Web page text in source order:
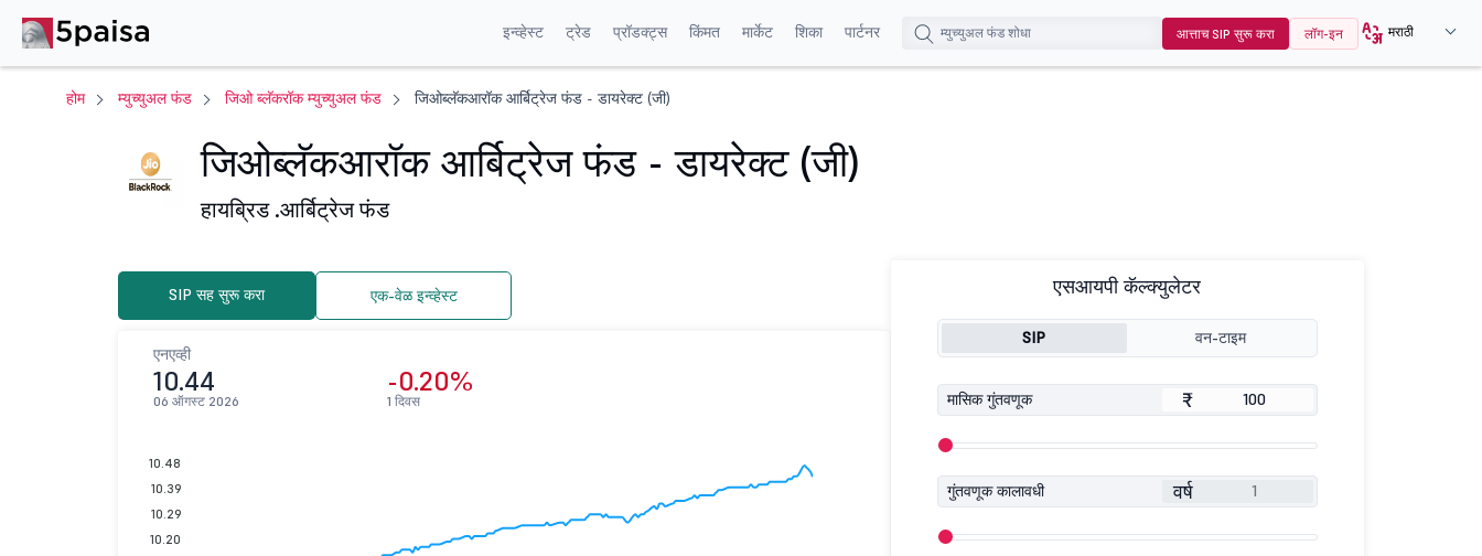
इन्व्हेस्ट ट्रेड प्रॉडक्ट्स किंमत मार्केट शिका पार्टनर आत्ताच SIP सुरू करा लॉग-इन मराठी
होम म्युच्युअल फंड जिओ ब्लॅकरॉक म्युच्युअल फंड जिओब्लॅकआरॉक आर्बिट्रेज फंड - डायरेक्ट (जी)
जिओब्लॅकआरॉक आर्बिट्रेज फंड - डायरेक्ट (जी)
हायब्रिड .आर्बिट्रेज फंड
SIP सह सुरू करा एक-वेळ इन्व्हेस्ट
एनएव्ही
10.44
06 ऑगस्ट 2026
-0.20%
1 दिवस
10.48
10.39
10.29
10.20
एसआयपी कॅल्क्युलेटर
SIP वन-टाइम
मासिक गुंतवणूक ₹
गुंतवणूक कालावधी वर्ष